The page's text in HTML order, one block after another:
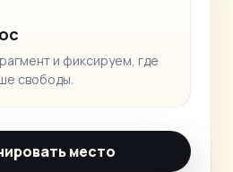
и фиксируем, где
свободы.
место